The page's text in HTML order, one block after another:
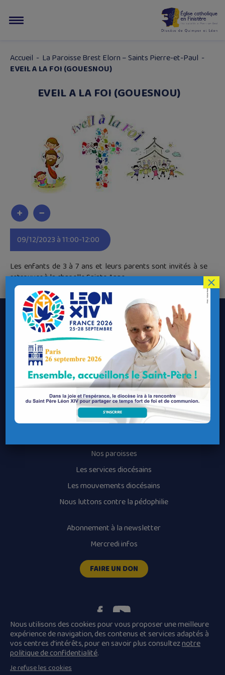
Accueil - La Paroisse Brest Elorn – Saints Pierre-et-Paul -
EVEIL A LA FOI (GOUESNOU)
EVEIL A LA FOI (GOUESNOU)
09/12/2023 à 11:00-12:00
Les enfants de 3 à 7 ans et leurs parents sont invités à se
retrouver à la chapelle Sainte Anne
Le Diocèse de Quimper et Léon
Contacter le Diocèse
Contacter ma Paroisse
Contacter un service
Contacter une permanence
Recrutement
Horaires des messes
Nos paroisses
Les services diocésains
Les mouvements diocésains
Nous luttons contre la pédophilie
Abonnement à la newsletter
Mercredi infos
FAIRE UN DON
Plan du site
Mentions légales
Conditions Générales de Vente
×
Nous utilisons des cookies pour vous proposer une meilleure
expérience de navigation, des contenus et services adaptés à
vos centres d’intérêts, pour en savoir plus consulteznotre
politique de confidentialité.
Je refuse les cookies